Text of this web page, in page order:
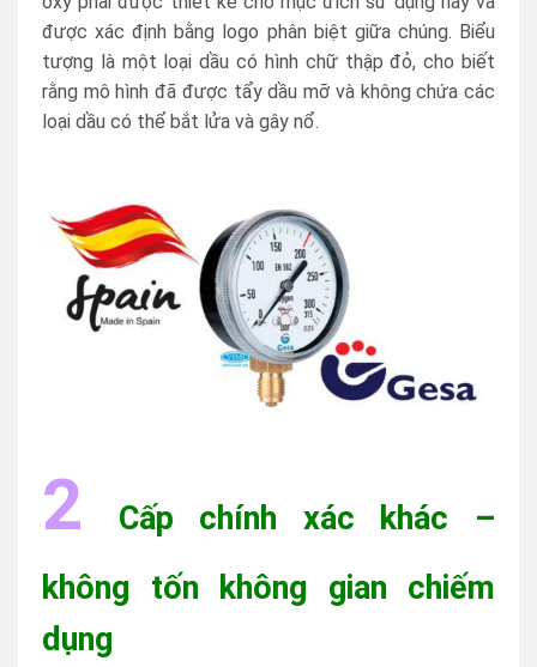
được xác định bằng logo phân biệt giữa chúng. Biểu
tượng là một loại dầu có hình chữ thập đỏ, cho biết
rằng mô hình đã được tẩy dầu mỡ và không chứa các
loại dầu có thể bắt lửa và gây nổ.
2
Cấp chính xác khác –
không tốn không gian chiếm
dụng